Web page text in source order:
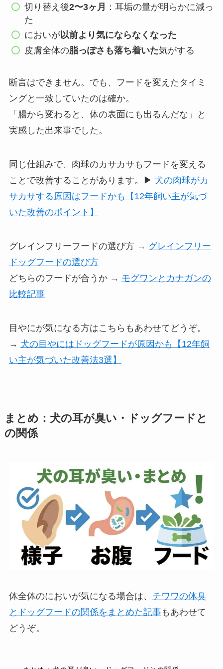
切り替え後2〜3ヶ月
：耳垢の量が明らかに減っ
た
においが以前より気にならなくなった
皮膚全体の脂っぽさも落ち着いた気がする
断言はできません。でも、フードを変えたタイミ
ングと一致していたのは確か。
「腸から変わると、体の表面にも出るんだな」と
実感した出来事でした。
同じ仕組みで、肉球のカサカサもフードを変える
ことで改善することがあります。▶ 犬の肉球がカ
サカサする原因はフードかも【12年飼い主が気づ
いた改善のポイント】
グレインフリーフードの選び方 → グレインフリー
ドッグフードの選び方
どちらのフードが合うか → モグワンとカナガンの
比較記事
目やにが気になる方はこちらもあわせてどうぞ。
→ 犬の目やにはドッグフードが原因かも【12年飼
い主が気づいた改善法3選】
まとめ：犬の耳が臭い・ドッグフードと
の関係
体全体のにおいが気になる場合は、 チワワの体臭
とドッグフードの関係をまとめた記事もあわせて
どうぞ。